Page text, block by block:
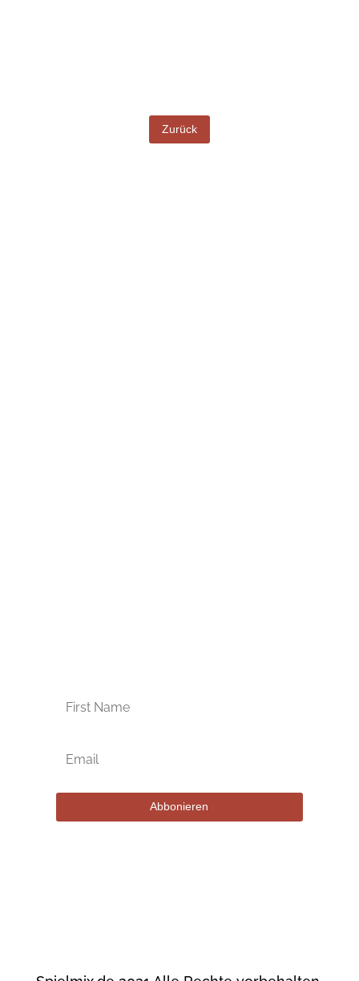
Zurück
Abbonieren